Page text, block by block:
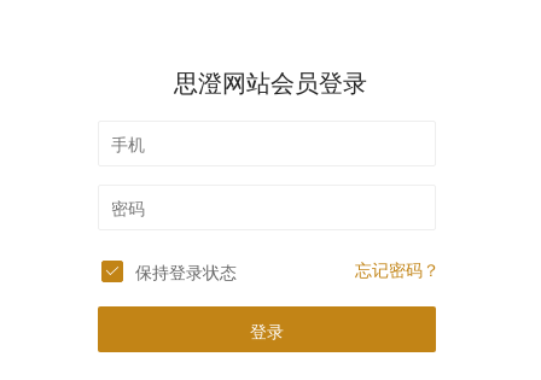
思澄网站会员登录
保持登录状态 忘记密码？
登录